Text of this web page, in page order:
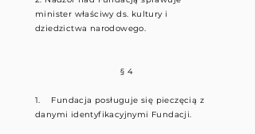
minister właściwy ds. kultury i
dziedzictwa narodowego.
§ 4
1. Fundacja posługuje się pieczęcią z
danymi identyfikacyjnymi Fundacji.